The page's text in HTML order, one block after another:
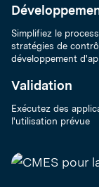
Simplifiez le
stratégies de
développement
Validation
Exécutez des
l'utilisation prévue